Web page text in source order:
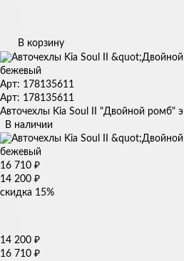
В корзину
Арт: 178135611
Арт: 178135611
Авточехлы Kia Soul II "Двойной ромб"
В наличии
16 710 ₽
14 200 ₽
скидка 15%
14 200 ₽
16 710 ₽